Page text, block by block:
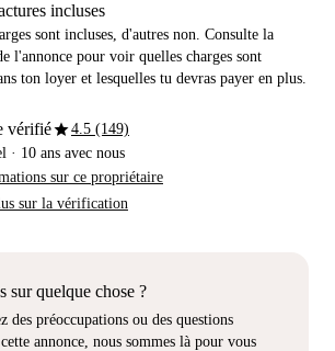
incluses
sont incluses, d'autres non. Consulte la
l'annonce pour voir quelles charges sont
ton loyer et lesquelles tu devras payer en plus.
vérifiéstar4.5 (149)
· 10 ans avec nous
sur ce propriétaire
sur la vérification
sur quelque chose ?
des préoccupations ou des questions
annonce, nous sommes là pour vous